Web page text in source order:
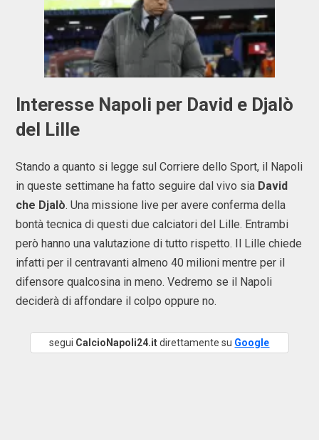
Interesse Napoli per David e Djalò
del Lille
Stando a quanto si legge sul Corriere dello Sport, il Napoli
in queste settimane ha fatto seguire dal vivo sia David
che Djalò. Una missione live per avere conferma della
bontà tecnica di questi due calciatori del Lille. Entrambi
però hanno una valutazione di tutto rispetto. Il Lille chiede
infatti per il centravanti almeno 40 milioni mentre per il
difensore qualcosina in meno. Vedremo se il Napoli
deciderà di affondare il colpo oppure no.
segui CalcioNapoli24.itdirettamente su Google